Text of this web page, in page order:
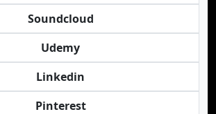
Soundcloud
Udemy
Linkedin
Pinterest